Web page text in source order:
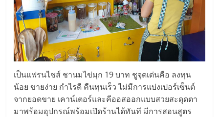
ทำเล
สำหรับ
เปิด
ร้าน
ปรึกษา
ฟรี,
บริการ
พัฒนา
ระบบ
แฟ
เป็นแฟรนไชส์ ชานมไข่มุก 19 บาท ชูจุดเด่นคือ ลงทุน
น้อย ขายง่าย กำไรดี คืนทุนเร็ว ไม่มีการแบ่งเปอร์เซ็นต์
จากยอดขาย เคาน์เตอร์และคีออสออกแบบสวยสะดุดตา
มาพร้อมอุปกรณ์พร้อมเปิดร้านได้ทันที มีการสอนสูตร